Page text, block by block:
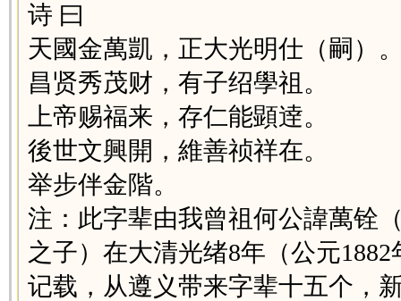
诗 曰
天國金萬凱，正大光明仕（嗣）
昌贤秀茂财，有子绍學祖。
上帝赐福来，存仁能顕逹。
後世文興開，維善祯祥在。
举步伴金階。
注：此字辈由我曾祖何公諱萬铨
之子）在大清光绪8年（公元
记载，从遵义带来字辈十五个，